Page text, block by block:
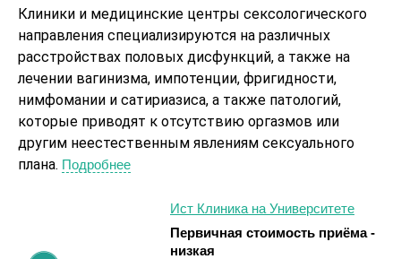
Клиники и медицинские центры сексологического
направления специализируются на различных
расстройствах половых дисфункций, а также на
лечении вагинизма, импотенции, фригидности,
нимфомании и сатириазиса, а также патологий,
которые приводят к отсутствию оргазмов или
другим неестественным явлениям сексуального
плана. Подробнее
Ист Клиника на Университете
Первичная стоимость приёма -
низкая